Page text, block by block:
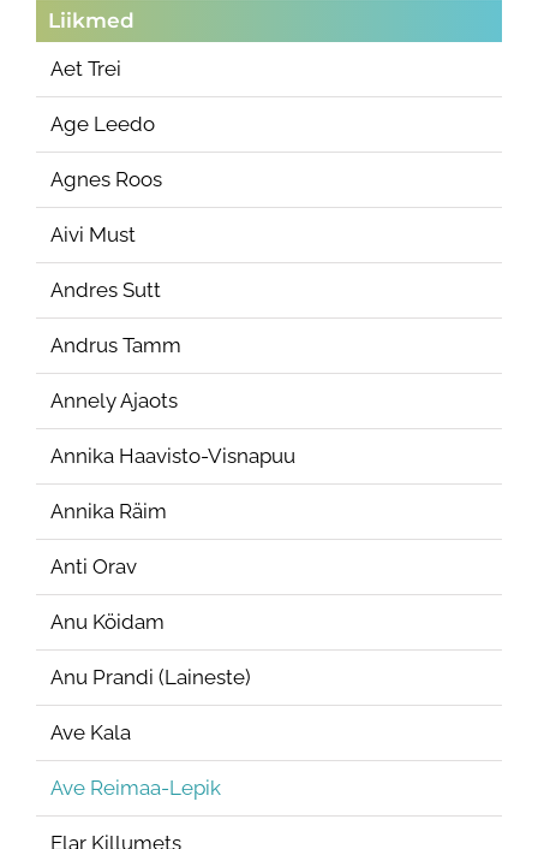
Liikmed
Aet Trei
Age Leedo
Agnes Roos
Aivi Must
Andres Sutt
Andrus Tamm
Annely Ajaots
Annika Haavisto-Visnapuu
Annika Räim
Anti Orav
Anu Köidam
Anu Prandi (Laineste)
Ave Kala
Ave Reimaa-Lepik
Elar Killumets